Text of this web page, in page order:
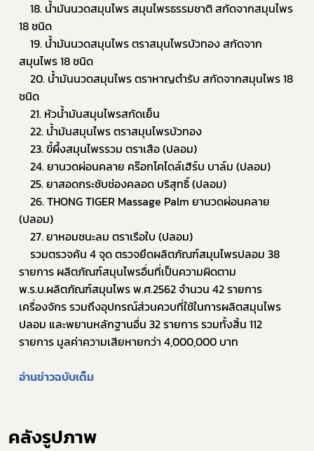
18 ชนิด
สมุนไพร 18 ชนิด
ชนิด
	21. หัวน้ำมันสมุนไพรสกัดเย็น
	22. น้ำมันสมุนไพร ตราสมุนไพรบัวทอง
	23. ขี้ผึ้งสมุนไพรรวม ตราเสือ (ปลอม)
	24. ยานวดผ่อนคลาย คร๊อกโคไดล์เฮิร์บ บาล์ม (ปลอม)
	25. ยาสอดกระชับช่องคลอด บริสุทธิ์ (ปลอม)
(ปลอม)
	27. ยาหอมชนะลม ตราเรือใบ (ปลอม)
รายการ ผลิตภัณฑ์สมุนไพรอื่นที่เป็นความผิดตาม
พ.ร.บ.ผลิตภัณฑ์สมุนไพร พ.ศ.2562 จำนวน 42 รายการ
เครื่องจักร รวมถึงอุปกรณ์ส่วนควบที่ใช้ในการผลิตสมุนไพร
ปลอม และพยานหลักฐานอื่น 32 รายการ รวมทั้งสิ้น 112
รายการ มูลค่าความเสียหายกว่า 4,000,000 บาท
อ่านข่าวฉบับเต็ม
คลังรูปภาพ